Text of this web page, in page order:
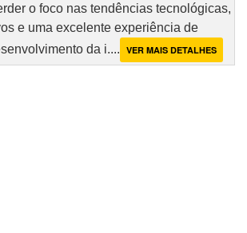
o foco nas tendências tecnológicas,
e uma excelente experiência de
da i.... VER MAIS DETALHES